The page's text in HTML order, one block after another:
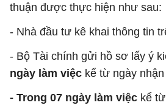
thuận được thực hiện như sau:
- Nhà đầu tư kê khai thông tin
- Bộ Tài chính gửi hồ sơ lấy ý
ngày làm việc kể từ ngày
- Trong 07 ngày làm việc kể